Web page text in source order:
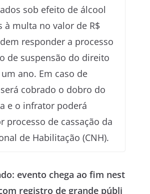
sob efeito de álcool
à multa no valor de R$
responder a processo
de suspensão do direito
ano. Em caso de
cobrado o dobro do
e o infrator poderá
processo de cassação da
de Habilitação (CNH).
evento chega ao fim nest
registro de grande públi